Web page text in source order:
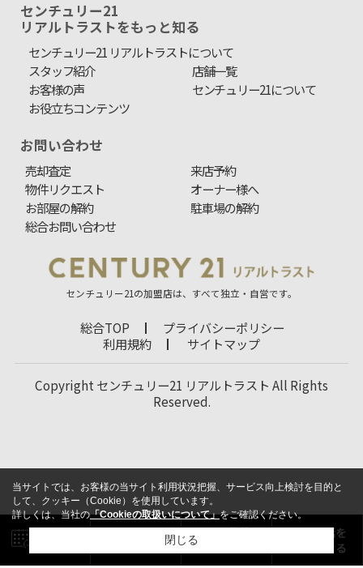
センチュリー21
リアルトラストをもっと知る
センチュリー21 リアルトラストについて
スタッフ紹介
店舗一覧
お客様の声
センチュリー21について
お役立ちコンテンツ
お問い合わせ
売却査定
来店予約
物件リクエスト
オーナー様へ
お部屋の解約
駐車場の解約
総合お問い合わせ
センチュリー21の加盟店は、すべて独立・自営です。
総合TOP
プライバシーポリシー
利用規約
サイトマップ
Copyright センチュリー21 リアルトラスト All Rights
Reserved.
当サイトでは、お客様の当サイト利用状況把握、サービス向上検討を目的と
して、クッキー（Cookie）を使用しています。
詳しくは、当社の「Cookieの取扱いについて」をご確認ください。
閉じる